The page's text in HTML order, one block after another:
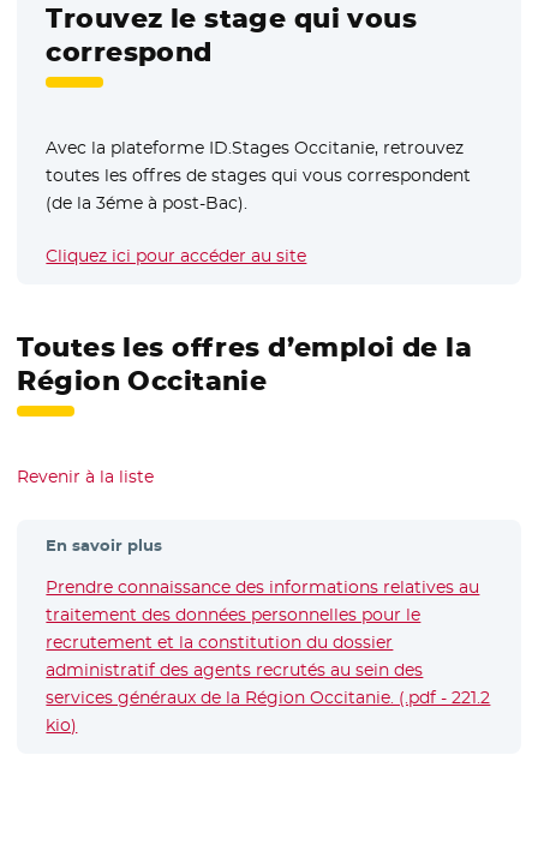
Trouvez le stage qui vous
correspond
Avec la plateforme ID.Stages Occitanie, retrouvez
toutes les offres de stages qui vous correspondent
(de la 3éme à post-Bac).
Cliquez ici pour accéder au site
Toutes les offres d’emploi de la
Région Occitanie
Revenir à la liste
En savoir plus
Prendre connaissance des informations relatives au
traitement des données personnelles pour le
recrutement et la constitution du dossier
administratif des agents recrutés au sein des
services généraux de la Région Occitanie. (.pdf - 221.2
kio)